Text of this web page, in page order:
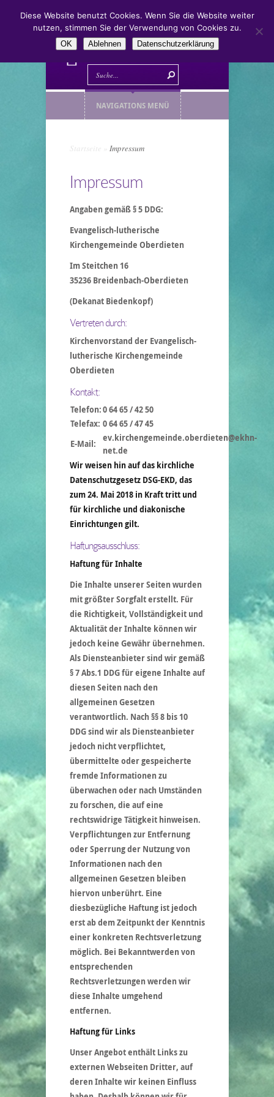
NAVIGATIONS MENÜ
Startseite Impressum
Impressum
Angaben gemäß § 5 DDG:
Evangelisch-lutherische
Kirchengemeinde Oberdieten
Im Steitchen 16
35236 Breidenbach-Oberdieten
(Dekanat Biedenkopf)
Vertreten durch:
Kirchenvorstand der Evangelisch-
lutherische Kirchengemeinde
Oberdieten
Kontakt:
Telefon:0 64 65 / 42 50
Telefax: 0 64 65 / 47 45
E-Mail:
ev.kirchengemeinde.oberdieten@ekhn-
net.de
Wir weisen hin auf das kirchliche
Datenschutzgesetz DSG-EKD, das
zum 24. Mai 2018 in Kraft tritt und
für kirchliche und diakonische
Einrichtungen gilt.
Haftungsausschluss:
Haftung für Inhalte
Die Inhalte unserer Seiten wurden
mit größter Sorgfalt erstellt. Für
die Richtigkeit, Vollständigkeit und
Aktualität der Inhalte können wir
jedoch keine Gewähr übernehmen.
Als Diensteanbieter sind wir gemäß
§ 7 Abs.1 DDG für eigene Inhalte auf
diesen Seiten nach den
allgemeinen Gesetzen
verantwortlich. Nach §§ 8 bis 10
DDG sind wir als Diensteanbieter
jedoch nicht verpflichtet,
übermittelte oder gespeicherte
fremde Informationen zu
überwachen oder nach Umständen
zu forschen, die auf eine
rechtswidrige Tätigkeit hinweisen.
Verpflichtungen zur Entfernung
oder Sperrung der Nutzung von
Informationen nach den
allgemeinen Gesetzen bleiben
hiervon unberührt. Eine
diesbezügliche Haftung ist jedoch
erst ab dem Zeitpunkt der Kenntnis
einer konkreten Rechtsverletzung
möglich. Bei Bekanntwerden von
entsprechenden
Rechtsverletzungen werden wir
diese Inhalte umgehend
entfernen.
Haftung für Links
Unser Angebot enthält Links zu
externen Webseiten Dritter, auf
deren Inhalte wir keinen Einfluss
Diese Website benutzt Cookies. Wenn Sie die Website weiter
nutzen, stimmen Sie der Verwendung von Cookies zu.
OK Ablehnen Datenschutzerklärung